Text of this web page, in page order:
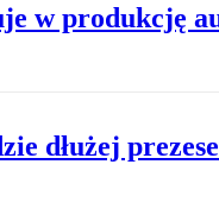
w produkcję
dłużej